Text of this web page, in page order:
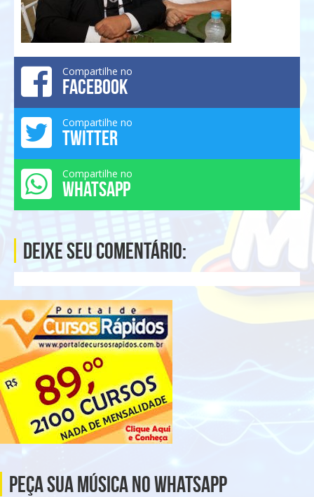
Compartilhe no
FACEBOOK
Compartilhe no
TWITTER
Compartilhe no
WHATSAPP
Deixe seu comentário:
Peça Sua Música no Whatsapp